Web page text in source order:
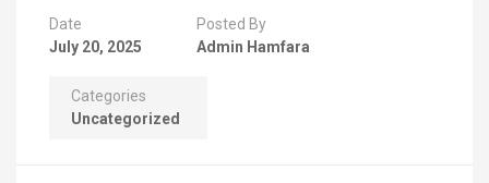
Date
July 20, 2025
Posted By
Admin Hamfara
Categories
Uncategorized